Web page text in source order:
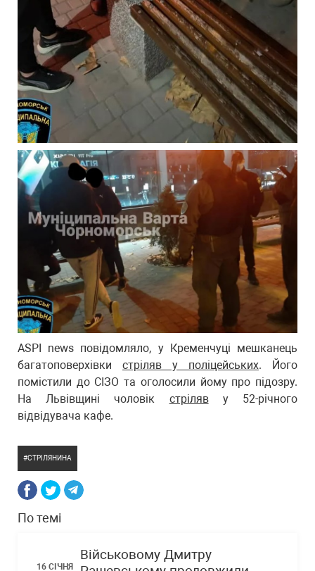
ASPI news повідомляло, у Кременчуці мешканець
багатоповерхівки стріляв у поліцейських. Його
помістили до СІЗО та оголосили йому про підозру.
На Львівщині чоловік стріляву 52-річного
відвідувача кафе.
СТРІЛЯНИНА
По темі
16 СІЧНЯ
Військовому Дмитру